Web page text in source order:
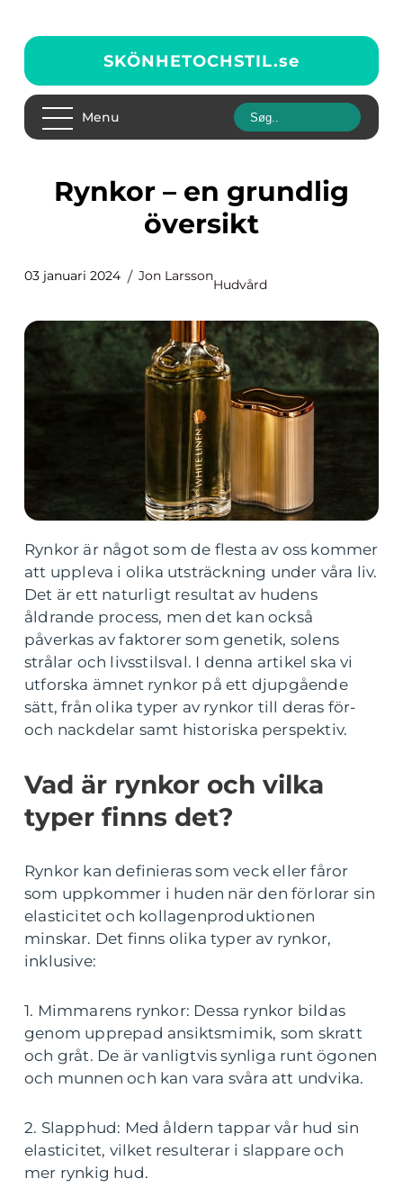
SKÖNHETOCHSTIL.se
Menu
Rynkor – en grundlig
översikt
03 januari 2024 Jon Larsson
Hudvård
Rynkor är något som de flesta av oss kommer
att uppleva i olika utsträckning under våra liv.
Det är ett naturligt resultat av hudens
åldrande process, men det kan också
påverkas av faktorer som genetik, solens
strålar och livsstilsval. I denna artikel ska vi
utforska ämnet rynkor på ett djupgående
sätt, från olika typer av rynkor till deras för-
och nackdelar samt historiska perspektiv.
Vad är rynkor och vilka
typer finns det?
Rynkor kan definieras som veck eller fåror
som uppkommer i huden när den förlorar sin
elasticitet och kollagenproduktionen
minskar. Det finns olika typer av rynkor,
inklusive:
1. Mimmarens rynkor: Dessa rynkor bildas
genom upprepad ansiktsmimik, som skratt
och gråt. De är vanligtvis synliga runt ögonen
och munnen och kan vara svåra att undvika.
2. Slapphud: Med åldern tappar vår hud sin
elasticitet, vilket resulterar i slappare och
mer rynkig hud.